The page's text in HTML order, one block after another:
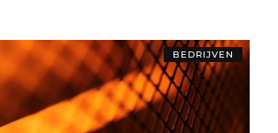
BEDRIJVEN